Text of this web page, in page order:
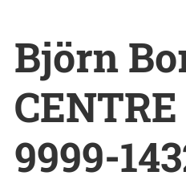
Björn
9999-